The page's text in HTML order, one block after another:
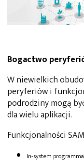
Bogactwo
W niewielkich
peryferiów i
podrodziny mogą
dla wielu aplikacji.
Funkcjonalności
In-system